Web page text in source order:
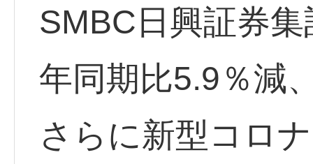
SMBC日興証券
年同期比5.9％減
さらに新型コロ